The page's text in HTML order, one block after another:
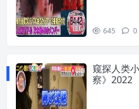
645 0
窥探人类
察》2022